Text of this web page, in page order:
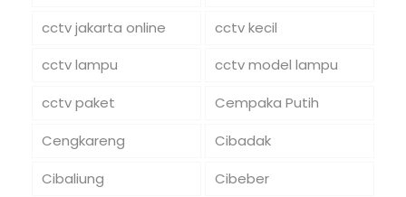
cctv jakarta online
cctv kecil
cctv lampu
cctv model lampu
cctv paket
Cempaka Putih
Cengkareng
Cibadak
Cibaliung
Cibeber